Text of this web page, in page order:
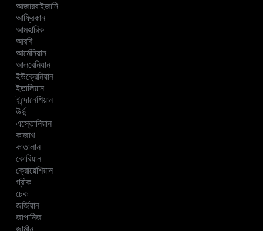
আজারবাইজানি
আফ্রিকান
আমহারিক
আরবি
আর্মেনিয়ান
আলবেনিয়ান
ইউক্রেনিয়ান
ইতালিয়ান
ইন্দোনেশিয়ান
উর্দু
এস্তোনিয়ান
কাজাখ
কাতালান
কোরিয়ান
ক্রোয়েশিয়ান
গ্রীক
চেক
জর্জিয়ান
জাপানিজ